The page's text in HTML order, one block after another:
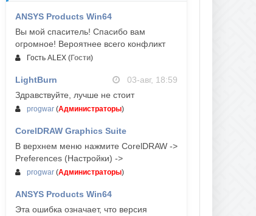
ANSYS Products Win64
Вы мой спаситель! Спасибо вам
огромное! Вероятнее всего конфликт
Гость ALEX (Гости)
LightBurn
03-авг, 18:59
Здравствуйте, лучше не стоит
progwar (Администраторы)
CorelDRAW Graphics Suite
03-авг, 18:58
В верхнем меню нажмите CorelDRAW ->
Preferences (Настройки) ->
progwar (Администраторы)
ANSYS Products Win64
Эта ошибка означает, что версия